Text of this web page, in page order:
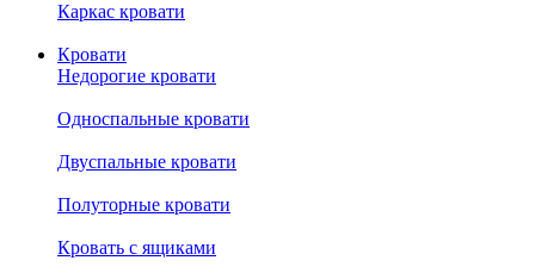
Каркас кровати
Кровати
Недорогие кровати
Односпальные кровати
Двуспальные кровати
Полуторные кровати
Кровать с ящиками